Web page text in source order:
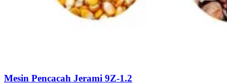
Mesin Pencacah Jerami 9Z-1.2